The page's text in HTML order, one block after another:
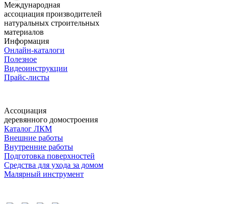
Международная
ассоциация производителей
натуральных строительных
материалов
Информация
Онлайн-каталоги
Полезное
Видеоинструкции
Прайс-листы
Ассоциация
деревянного домостроения
Каталог ЛКМ
Внешние работы
Внутренние работы
Подготовка поверхностей
Средства для ухода за домом
Малярный инструмент